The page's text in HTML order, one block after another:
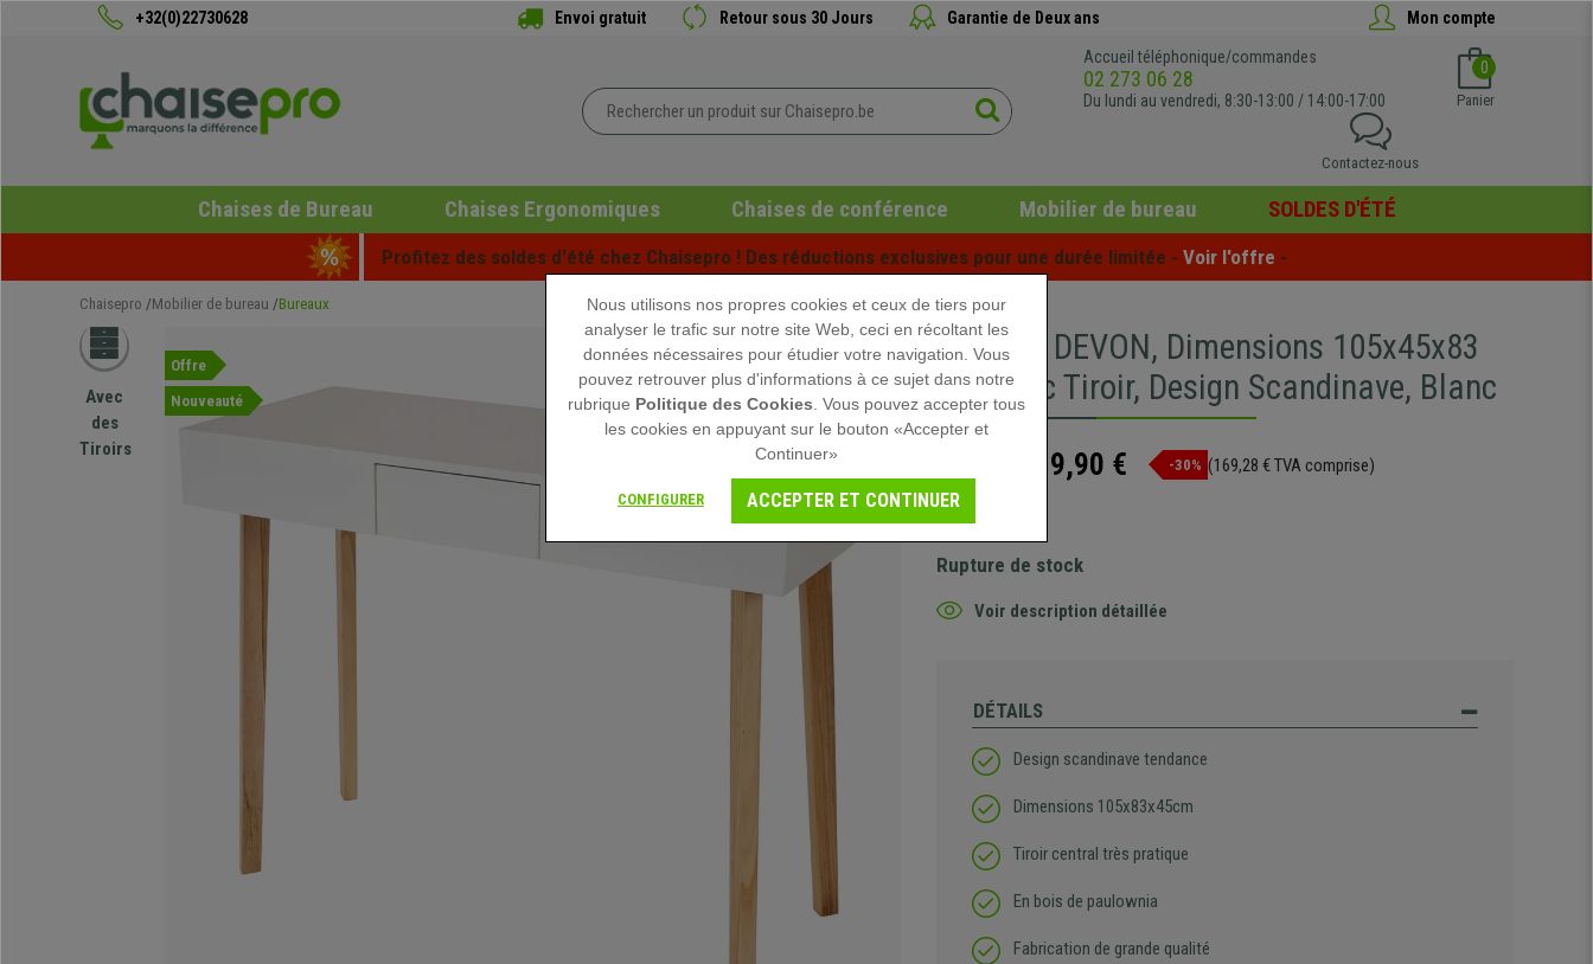
+32(0)22730628 Envoi gratuit Retour sous 30 Jours Garantie de Deux ans Mon compte
Accueil téléphonique/commandes
02 273 06 28
Du lundi au vendredi, 8:30-13:00 / 14:00-17:00
0
Panier
Contactez-nous
Chaises de Bureau Chaises Ergonomiques Chaises de conférence Mobilier de bureau SOLDES D'ÉTÉ
Profitez des soldes d'été chez Chaisepro ! Des réductions exclusives pour une durée limitée - Voir l'offre -
Chaisepro Mobilier de bureau Bureaux
Avec
des
Tiroirs
Offre
Nouveauté
Console DEVON, Dimensions 105x45x83
cm, avec Tiroir, Design Scandinave, Blanc
139,90 € -30% (169,28 € TVA comprise)
Rupture de stock
Rupture de stock
Voir description détaillée
DÉTAILS
Design scandinave tendance
Dimensions 105x83x45cm
Tiroir central très pratique
En bois de paulownia
Fabrication de grande qualité
Nous utilisons nos propres cookies et ceux de tiers pour
analyser le trafic sur notre site Web, ceci en récoltant les
données nécessaires pour étudier votre navigation. Vous
pouvez retrouver plus d'informations à ce sujet dans notre
rubrique Politique des Cookies . Vous pouvez accepter tous
les cookies en appuyant sur le bouton «Accepter et
Continuer»
CONFIGURER ACCEPTER ET CONTINUER